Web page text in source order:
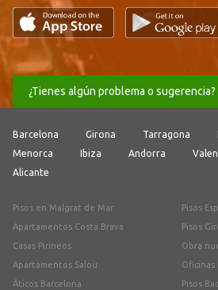
¿Tienes algún problema o sugerencia?
Barcelona Girona Tarragona
Menorca
Ibiza Andorra
Alicante
Pisos en Malgrat de Mar
Apartamentos Costa Brava
Casas Pirineos
Apartamentos Salou
Áticos Barcelona
Pisos
Pisos
Obra
Oficinas
Pisos